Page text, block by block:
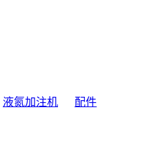
液氮加注机
配件